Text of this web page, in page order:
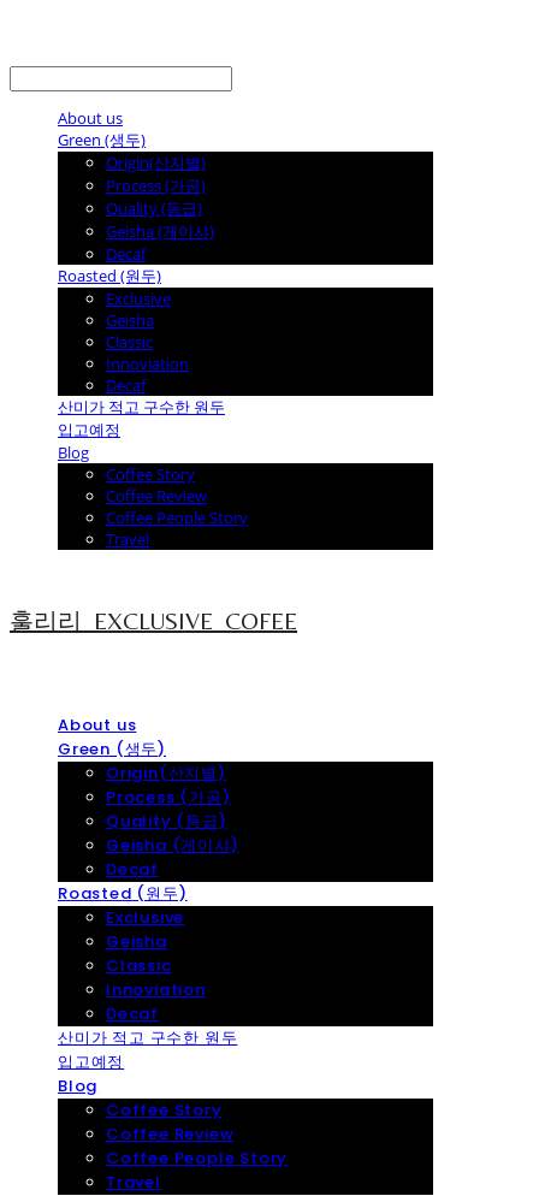
About us
Green (생두)
Origin(산지별)
Process (가공)
Quality (등급)
Geisha (게이샤)
Decaf
Roasted (원두)
Exclusive
Geisha
Classic
Innoviation
Decaf
산미가 적고 구수한 원두
입고예정
Blog
Coffee Story
Coffee Review
Coffee People Story
Travel
훌리리_EXCLUSIVE_COFEE
About us
Green (생두)
Origin(산지별)
Process (가공)
Quality (등급)
Geisha (게이샤)
Decaf
Roasted (원두)
Exclusive
Geisha
Classic
Innoviation
Decaf
산미가 적고 구수한 원두
입고예정
Blog
Coffee Story
Coffee Review
Coffee People Story
Travel